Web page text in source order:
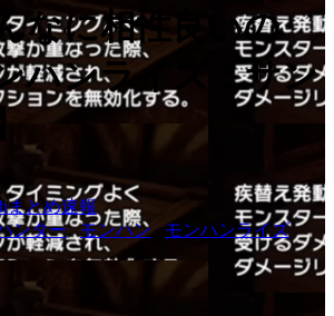
なに相性良いの
ハンライズ：サン
まとめ速報
ンター,モンハン ,モンハンライズ